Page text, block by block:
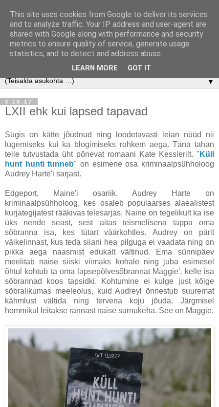
▼
3.10.17
LXII ehk kui lapsed tapavad
Sügis on kätte jõudnud ning loodetavasti leian nüüd nii
lugemiseks kui ka blogimiseks rohkem aega. Täna tahan
teile tutvustada üht põnevat romaani Kate Kesslerilt. " Küll
hunt hunti tunneb" on esimene osa kriminaalpsühholoog
Audrey Harte'i sarjast.
Edgeport, Maine'i osariik. Audrey Harte on
kriminaalpsühholoog, kes osaleb populaarses alaealistest
kurjategijatest rääkivas telesarjas. Naine on tegelikult ka ise
üks nende seast, sest aitas teismelisena tappa oma
sõbranna isa, kes tütart väärkohtles.Audrey on pärit
väikelinnast, kus teda siiani hea pilguga ei vaadata ning on
pikka aega naasmist edukalt vältinud. Ema sünnipäev
meelitab naise siiski viimaks kohale ning juba esimesel
õhtul kohtub ta oma lapsepõlvesõbrannat Maggie', kelle isa
sõbrannad koos tapsidki. Kohtumine ei kulge just kõige
sõbralikumas meeleolus, kuid Audreyl õnnestub suuremat
kähmlust vältida ning tervena koju jõuda. Järgmisel
hommikul leitakse rannast naise surnukeha. See on Maggie.
This site uses cookies from Google to deliver its services
and to analyze traffic. Your IP address and user-agent are
shared with Google along with performance and security
metrics to ensure quality of service, generate usage
statistics, and to detect and address abuse.
LEARN MORE GOT IT